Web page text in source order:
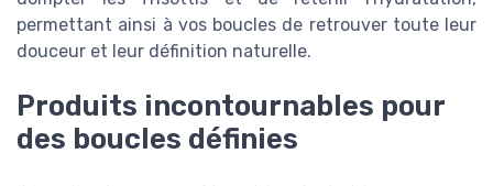
permettant ainsi à vos boucles de retrouver toute leur
douceur et leur définition naturelle.
Produits incontournables pour
des boucles définies